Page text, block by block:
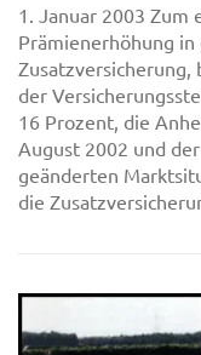
1. Januar 2003 Zum
Prämienerhöhung
Zusatzversicherung,
der
16 Prozent, die
August 2002 und
geänderten
die